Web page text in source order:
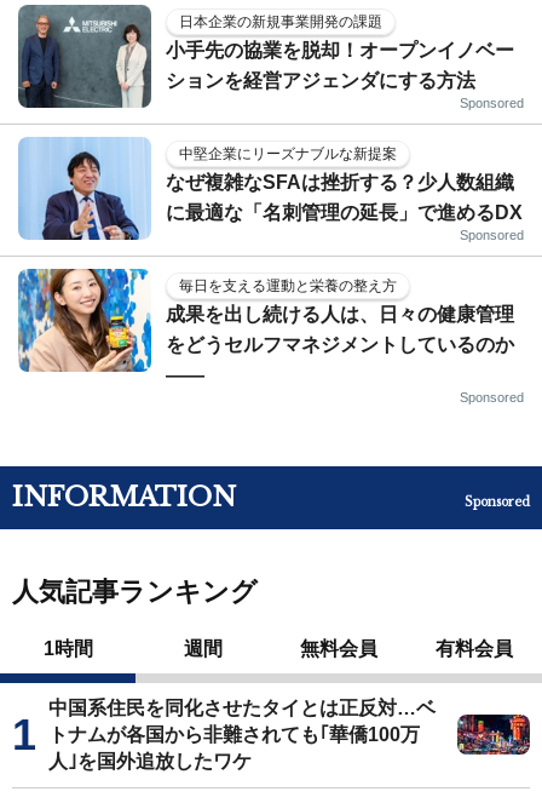
日本企業の新規事業開発の課題
小手先の協業を脱却！オープンイノベー
ションを経営アジェンダにする方法
Sponsored
中堅企業にリーズナブルな新提案
なぜ複雑なSFAは挫折する？少人数組織
に最適な「名刺管理の延長」で進めるDX
Sponsored
毎日を支える運動と栄養の整え方
成果を出し続ける人は、日々の健康管理
をどうセルフマネジメントしているのか
——
Sponsored
INFORMATION Sponsored
人気記事ランキング
1時間 週間 無料会員 有料会員
中国系住民を同化させたタイとは正反対…ベ
トナムが各国から非難されても｢華僑100万
人｣を国外追放したワケ